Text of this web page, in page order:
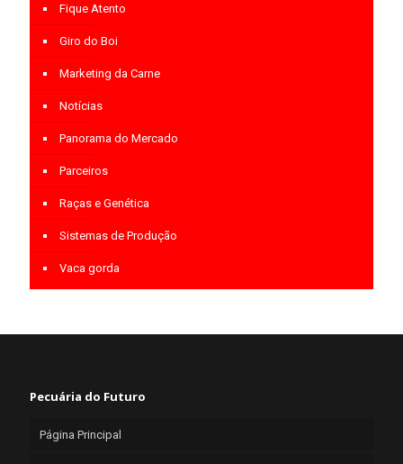
Fique Atento
Giro do Boi
Marketing da Carne
Notícias
Panorama do Mercado
Parceiros
Raças e Genética
Sistemas de Produção
Vaca gorda
Pecuária do Futuro
Página Principal